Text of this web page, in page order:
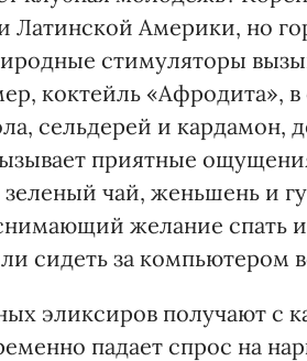
Латинской Америки, но
стимуляторы
коктейль «Афродита»,
сельдерей и кардамон,
приятные
зеленый чай, женьшень и
желание спать
сидеть за компьютером
эликсиров получают с
падает спрос на